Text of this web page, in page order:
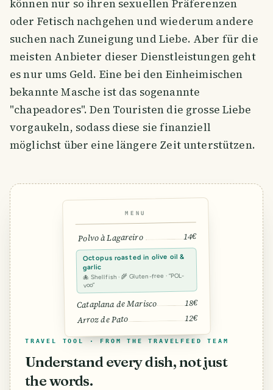
können nur so ihren sexuellen Präferenzen
oder Fetisch nachgehen und wiederum andere
suchen nach Zuneigung und Liebe. Aber für die
meisten Anbieter dieser Dienstleistungen geht
es nur ums Geld. Eine bei den Einheimischen
bekannte Masche ist das sogenannte
"chapeadores". Den Touristen die grosse Liebe
vorgaukeln, sodass diese sie finanziell
möglichst über eine längere Zeit unterstützen.
MENU
Polvo à Lagareiro 14€
Octopus roasted in olive oil &
garlic
🐙 Shellfish · 🌾 Gluten-free · “POL-
voo”
Cataplana de Marisco 18€
Arroz de Pato 12€
TRAVEL TOOL · FROM THE TRAVELFEED TEAM
Understand every dish, not just
the words.